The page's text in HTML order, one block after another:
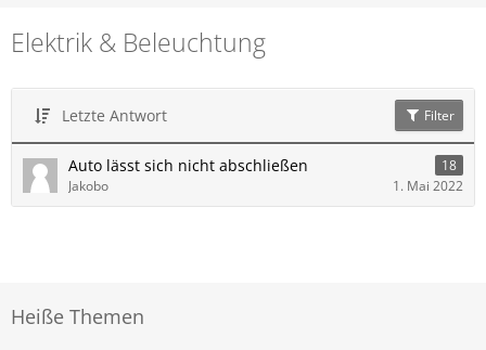
Elektrik & Beleuchtung
Letzte Antwort Filter
Auto lässt sich nicht abschließen
18
Jakobo
1. Mai 2022
Heiße Themen